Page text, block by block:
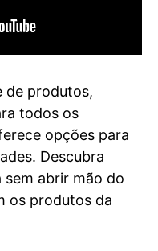
de produtos,
todos os
opções para
Descubra
abrir mão do
os produtos da